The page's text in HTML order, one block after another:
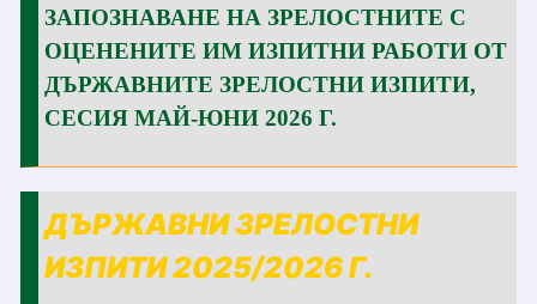
ЗАПОЗНАВАНЕ НА ЗРЕЛОСТНИТЕ С
ОЦЕНЕНИТЕ ИМ ИЗПИТНИ РАБОТИ ОТ
ДЪРЖАВНИТЕ ЗРЕЛОСТНИ ИЗПИТИ,
СЕСИЯ МАЙ-ЮНИ 2026 Г.
ДЪРЖАВНИ ЗРЕЛОСТНИ
ИЗПИТИ 2025/2026 Г.